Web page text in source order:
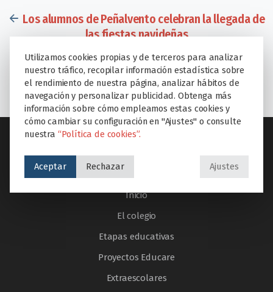
Los alumnos de Peñalvento celebran la llegada de
las fiestas navideñas
El colegio Montesclaros celebra la VII edición del
certamen de villancicos Educare
SECCIONES
Inicio
El colegio
Etapas educativas
Proyectos Educare
Extraescolares
Utilizamos cookies propias y de terceros para analizar
nuestro tráfico, recopilar información estadística sobre
el rendimiento de nuestra página, analizar hábitos de
navegación y personalizar publicidad. Obtenga más
información sobre cómo empleamos estas cookies y
cómo cambiar su configuración en "Ajustes" o consulte
nuestra “Política de cookies”.
Aceptar Rechazar Ajustes